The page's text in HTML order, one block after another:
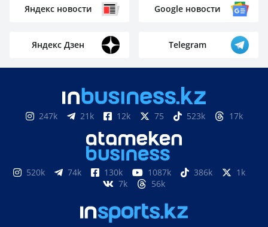
Яндекс новости Google новости
Яндекс Дзен Telegram
247k 21k 12k 75 523k 17k
520k 74k 130k 1087k 386k
1k
7k
56k